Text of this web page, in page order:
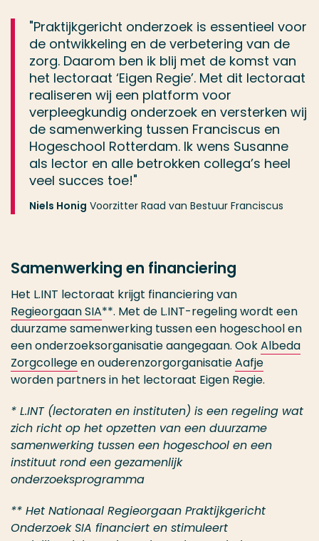
"Praktijkgericht onderzoek is essentieel voor
de ontwikkeling en de verbetering van de
zorg. Daarom ben ik blij met de komst van
het lectoraat ‘Eigen Regie’. Met dit lectoraat
realiseren wij een platform voor
verpleegkundig onderzoek en versterken wij
de samenwerking tussen Franciscus en
Hogeschool Rotterdam. Ik wens Susanne
als lector en alle betrokken collega’s heel
veel succes toe!"
Niels Honig Voorzitter Raad van Bestuur Franciscus
Samenwerking en financiering
Het L.INT lectoraat krijgt financiering van
Regieorgaan SIA**. Met de L.INT-regeling wordt een
duurzame samenwerking tussen een hogeschool en
een onderzoeksorganisatie aangegaan. OokAlbeda
Zorgcollegeen ouderenzorgorganisatieAafje
worden partners in het lectoraat Eigen Regie.
* L.INT (lectoraten en instituten) is een regeling wat
zich richt op het opzetten van een duurzame
samenwerking tussen een hogeschool en een
instituut rond een gezamenlijk
onderzoeksprogramma
** Het Nationaal Regieorgaan Praktijkgericht
Onderzoek SIA financiert en stimuleert